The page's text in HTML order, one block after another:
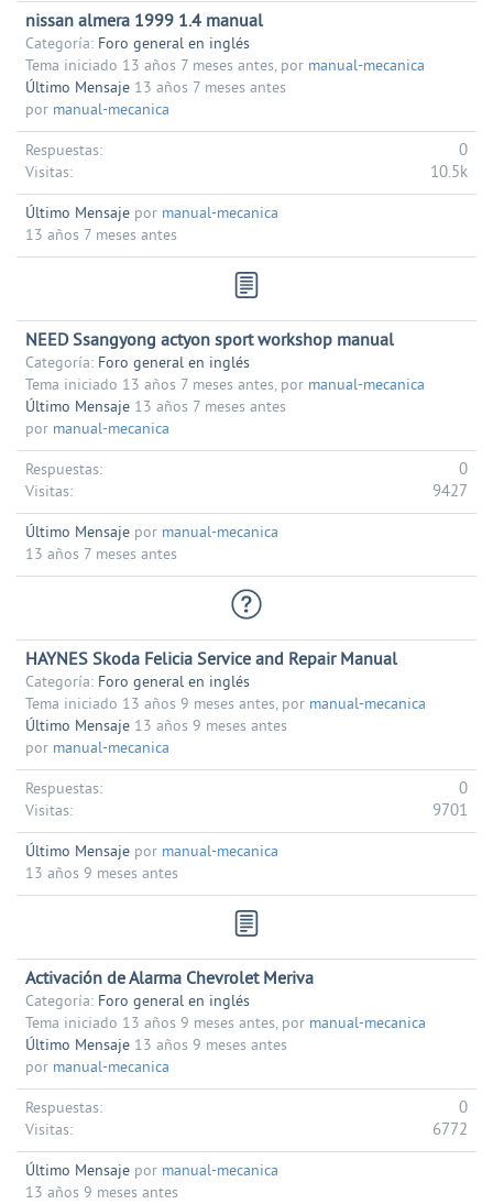
nissan almera 1999 1.4 manual
Categoría: Foro general en inglés
Tema iniciado 13 años 7 meses antes, por manual-mecanica
Último Mensaje 13 años 7 meses antes
por manual-mecanica
Respuestas: 0
Visitas: 10.5k
Último Mensaje por manual-mecanica
13 años 7 meses antes
NEED Ssangyong actyon sport workshop manual
Categoría: Foro general en inglés
Tema iniciado 13 años 7 meses antes, por manual-mecanica
Último Mensaje 13 años 7 meses antes
por manual-mecanica
Respuestas: 0
Visitas: 9427
Último Mensaje por manual-mecanica
13 años 7 meses antes
HAYNES Skoda Felicia Service and Repair Manual
Categoría: Foro general en inglés
Tema iniciado 13 años 9 meses antes, por manual-mecanica
Último Mensaje 13 años 9 meses antes
por manual-mecanica
Respuestas: 0
Visitas: 9701
Último Mensaje por manual-mecanica
13 años 9 meses antes
Activación de Alarma Chevrolet Meriva
Categoría: Foro general en inglés
Tema iniciado 13 años 9 meses antes, por manual-mecanica
Último Mensaje 13 años 9 meses antes
por manual-mecanica
Respuestas: 0
Visitas: 6772
Último Mensaje por manual-mecanica
13 años 9 meses antes